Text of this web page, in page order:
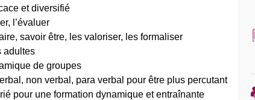
et diversifié
l’évaluer
savoir être, les valoriser, les formaliser
adultes
de groupes
non verbal, para verbal pour être plus percutant
pour une formation dynamique et entraînante